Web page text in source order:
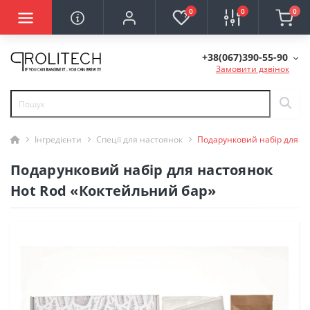
0 0 0
+38(067)390-55-90
Замовити дзвінок
Інгредієнти Спеції для настоянок Подарунковий набір для
Подарунковий набір для настоянок
Hot Rod «Коктейльний бар»